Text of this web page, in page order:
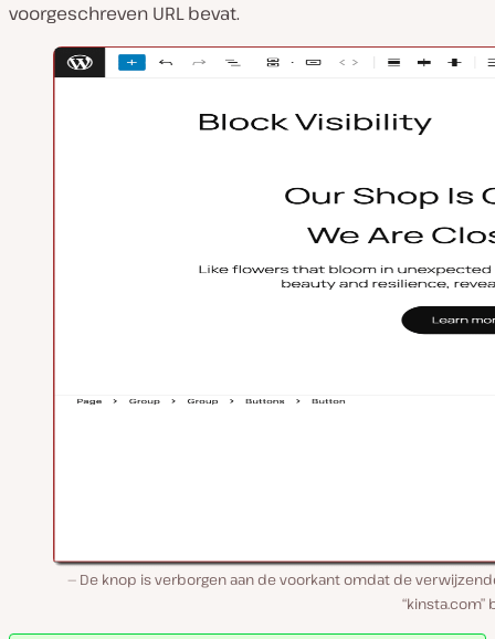
voorgeschreven URL bevat.
De knop is verborgen aan de voorkant omdat de
“kinsta.com”